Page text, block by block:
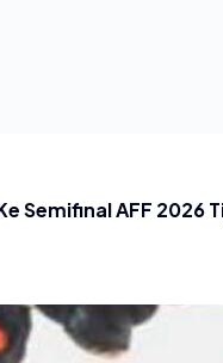
Semifinal AFF 2026